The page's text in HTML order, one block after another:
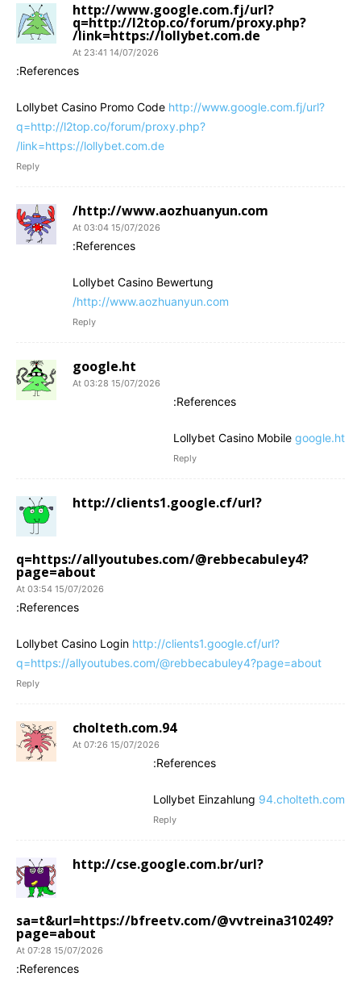
http://www.google.com.fj/url?
q=http://l2top.co/forum/proxy.php?
link=https://lollybet.com.de/
14/07/2026 At 23:41
References:
Lollybet Casino Promo Code http://www.google.com.fj/url?
q=http://l2top.co/forum/proxy.php?
link=https://lollybet.com.de/
Reply
http://www.aozhuanyun.com/
15/07/2026 At 03:04
References:
Lollybet Casino Bewertung
http://www.aozhuanyun.com/
Reply
google.ht
15/07/2026 At 03:28
References:
Lollybet Casino Mobile google.ht
Reply
http://clients1.google.cf/url?
q=https://allyoutubes.com/@rebbecabuley4?
page=about
15/07/2026 At 03:54
References:
Lollybet Casino Login http://clients1.google.cf/url?
q=https://allyoutubes.com/@rebbecabuley4?page=about
Reply
94.cholteth.com
15/07/2026 At 07:26
References:
Lollybet Einzahlung 94.cholteth.com
Reply
http://cse.google.com.br/url?
sa=t&url=https://bfreetv.com/@vvtreina310249?
page=about
15/07/2026 At 07:28
References: